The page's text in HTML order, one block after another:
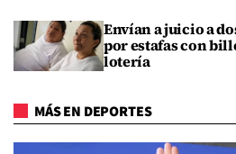
Envían a juicio a
por estafas con
lotería
MÁS EN DEPORTES